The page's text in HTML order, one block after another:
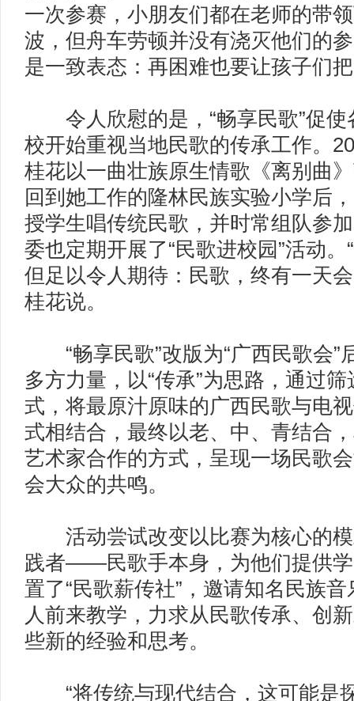
一次参赛，小朋友们都在老师的带
波，但舟车劳顿并没有浇灭他们的
是一致表态：再困难也要让孩子们
令人欣慰的是，“畅享民歌”促使
校开始重视当地民歌的传承工作。
桂花以一曲壮族原生情歌《离别曲
回到她工作的隆林民族实验小学后
授学生唱传统民歌，并时常组队参
委也定期开展了“民歌进校园”活动
但足以令人期待：民歌，终有一天
桂花说。
“畅享民歌”改版为“广西民歌会”
多方力量，以“传承”为思路，通过
式，将最原汁原味的广西民歌与电
式相结合，最终以老、中、青结合
艺术家合作的方式，呈现一场民歌
会大众的共鸣。
活动尝试改变以比赛为核心的模
践者——民歌手本身，为他们提供
置了“民歌薪传社”，邀请知名民族
人前来教学，力求从民歌传承、创
些新的经验和思考。
“将传统与现代结合，这可能是